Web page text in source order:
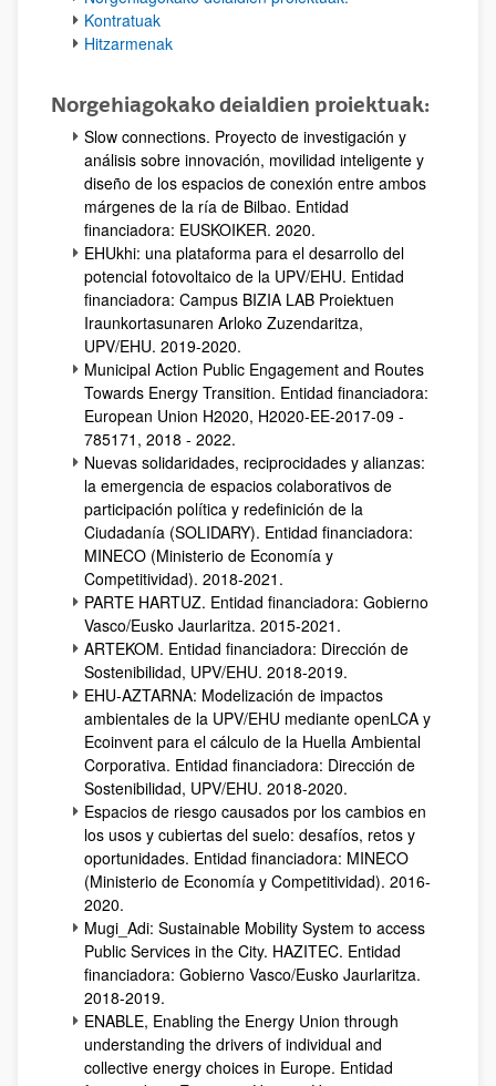
Kontratuak
Hitzarmenak
Norgehiagokako deialdien proiektuak:
Slow connections. Proyecto de investigación y
análisis sobre innovación, movilidad inteligente y
diseño de los espacios de conexión entre ambos
márgenes de la ría de Bilbao. Entidad
financiadora: EUSKOIKER. 2020.
EHUkhi: una plataforma para el desarrollo del
potencial fotovoltaico de la UPV/EHU. Entidad
financiadora: Campus BIZIA LAB Proiektuen
Iraunkortasunaren Arloko Zuzendaritza,
UPV/EHU. 2019-2020.
Municipal Action Public Engagement and Routes
Towards Energy Transition. Entidad financiadora:
European Union H2020, H2020-EE-2017-09 -
785171, 2018 - 2022.
Nuevas solidaridades, reciprocidades y alianzas:
la emergencia de espacios colaborativos de
participación política y redefinición de la
Ciudadanía (SOLIDARY). Entidad financiadora:
MINECO (Ministerio de Economía y
Competitividad). 2018-2021.
PARTE HARTUZ. Entidad financiadora: Gobierno
Vasco/Eusko Jaurlaritza. 2015-2021.
ARTEKOM. Entidad financiadora: Dirección de
Sostenibilidad, UPV/EHU. 2018-2019.
EHU-AZTARNA: Modelización de impactos
ambientales de la UPV/EHU mediante openLCA y
Ecoinvent para el cálculo de la Huella Ambiental
Corporativa. Entidad financiadora: Dirección de
Sostenibilidad, UPV/EHU. 2018-2020.
Espacios de riesgo causados por los cambios en
los usos y cubiertas del suelo: desafíos, retos y
oportunidades. Entidad financiadora: MINECO
(Ministerio de Economía y Competitividad). 2016-
2020.
Mugi_Adi: Sustainable Mobility System to access
Public Services in the City. HAZITEC. Entidad
financiadora: Gobierno Vasco/Eusko Jaurlaritza.
2018-2019.
ENABLE, Enabling the Energy Union through
understanding the drivers of individual and
collective energy choices in Europe. Entidad